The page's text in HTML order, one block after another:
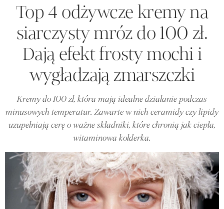
Top 4 odżywcze kremy na
siarczysty mróz do 100 zł.
Dają efekt frosty mochi i
wygładzają zmarszczki
Kremy do 100 zł, która mają idealne działanie podczas
minusowych temperatur. Zawarte w nich ceramidy czy lipidy
uzupełniają cerę o ważne składniki, które chronią jak ciepła,
witaminowa kołderka.